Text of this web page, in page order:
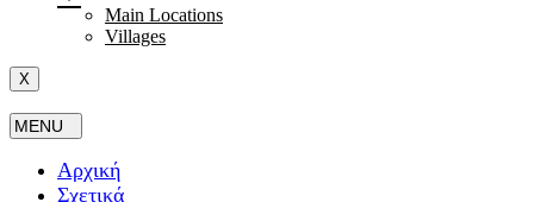
Main Locations
Villages
X
Αρχική
Σχετικά